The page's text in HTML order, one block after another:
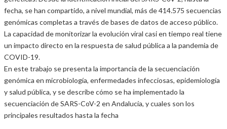
fecha, se han compartido, a nivel mundial, más de 414.575 secuencias
genómicas completas a través de bases de datos de acceso público.
La capacidad de monitorizar la evolución viral casi en tiempo real tiene
un impacto directo en la respuesta de salud pública a la pandemia de
COVID-19.
En este trabajo se presenta la importancia de la secuenciación
genómica en microbiología, enfermedades infecciosas, epidemiología
y salud pública, y se describe cómo se ha implementado la
secuenciación de SARS-CoV-2 en Andalucía, y cuales son los
principales resultados hasta la fecha